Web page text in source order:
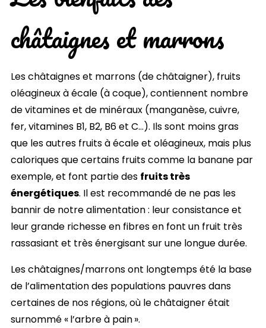
châtaignes et marrons
Les châtaignes et marrons (de châtaigner), fruits
oléagineux à écale (à coque), contiennent nombre
de vitamines et de minéraux (manganèse, cuivre,
fer, vitamines B1, B2, B6 et C…). Ils sont moins gras
que les autres fruits à écale et oléagineux, mais plus
caloriques que certains fruits comme la banane par
exemple, et font partie des fruits très
énergétiques. Il est recommandé de ne pas les
bannir de notre alimentation : leur consistance et
leur grande richesse en fibres en font un fruit très
rassasiant et très énergisant sur une longue durée.
Les châtaignes/marrons ont longtemps été la base
de l’alimentation des populations pauvres dans
certaines de nos régions, où le châtaigner était
surnommé « l’arbre à pain ».